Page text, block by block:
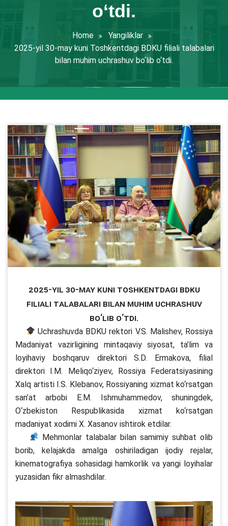
o‘tdi.
Home
Yangiliklar
2025-yil 30-may kuni Toshkentdagi BDKU filiali talabalari
bilan muhim uchrashuv bo‘lib o‘tdi.
2025-yil 30-may kuni Toshkentdagi BDKU
filiali talabalari bilan muhim uchrashuv
bo‘lib o‘tdi.
Uchrashuvda BDKU rektori V.S. Malishev, Rossiya
Madaniyat vazirligining mintaqaviy siyosat, ta’lim va
loyihaviy boshqaruv direktori S.D. Ermakova, filial
direktori I.M. Meliqo‘ziyev, Rossiya Federatsiyasining
Xalq artisti I.S. Klebanov, Rossiyaning xizmat ko‘rsatgan
san’at arbobi E.M. Ishmuhammedov, shuningdek,
O‘zbekiston Respublikasida xizmat ko‘rsatgan
madaniyat xodimi X. Xasanov ishtirok etdilar.
Mehmonlar talabalar bilan samimiy suhbat olib
borib, kelajakda amalga oshiriladigan ijodiy rejalar,
kinematografiya sohasidagi hamkorlik va yangi loyihalar
yuzasidan fikr almashdilar.